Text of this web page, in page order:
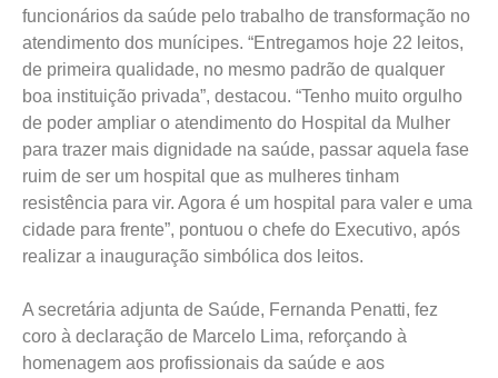
funcionários da saúde pelo trabalho de transformação no
atendimento dos munícipes. “Entregamos hoje 22 leitos,
de primeira qualidade, no mesmo padrão de qualquer
boa instituição privada”, destacou. “Tenho muito orgulho
de poder ampliar o atendimento do Hospital da Mulher
para trazer mais dignidade na saúde, passar aquela fase
ruim de ser um hospital que as mulheres tinham
resistência para vir. Agora é um hospital para valer e uma
cidade para frente”, pontuou o chefe do Executivo, após
realizar a inauguração simbólica dos leitos.
A secretária adjunta de Saúde, Fernanda Penatti, fez
coro à declaração de Marcelo Lima, reforçando à
homenagem aos profissionais da saúde e aos